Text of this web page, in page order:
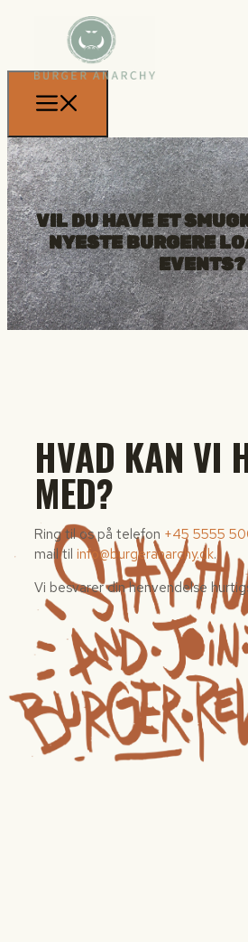
VIL DU HAVE ET
NYESTE BURGERE
EVENTS?
HVAD KAN VI
MED?
Ring til os på telefon +45 5555
mail til info@burgeranarchy.dk.
Vi besvarer din henvendelse